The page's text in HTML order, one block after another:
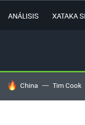
ANÁLISIS XATAKA
HOY SE HABLA DE
China Tim Cook